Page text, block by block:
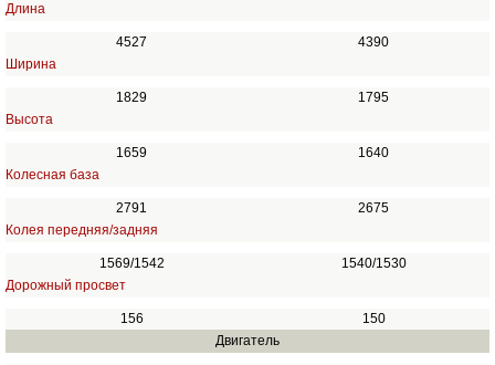
Длина
4527
4390
Ширина
1829
1795
Высота
1659
1640
Колесная база
2791
2675
Колея передняя/задняя
1569/1542
1540/1530
Дорожный просвет
156
150
Двигатель